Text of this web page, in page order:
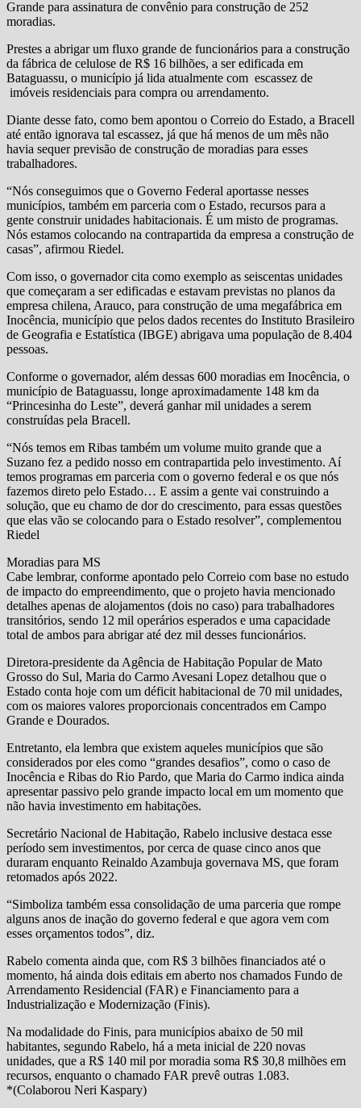
Grande para assinatura de convênio para construção de 252
moradias.
Prestes a abrigar um fluxo grande de funcionários para a construção
da fábrica de celulose de R$ 16 bilhões, a ser edificada em
Bataguassu, o município já lida atualmente com escassez de
imóveis residenciais para compra ou arrendamento.
Diante desse fato, como bem apontou o Correio do Estado, a Bracell
até então ignorava tal escassez, já que há menos de um mês não
havia sequer previsão de construção de moradias para esses
trabalhadores.
“Nós conseguimos que o Governo Federal aportasse nesses
municípios, também em parceria com o Estado, recursos para a
gente construir unidades habitacionais. É um misto de programas.
Nós estamos colocando na contrapartida da empresa a construção de
casas”, afirmou Riedel.
Com isso, o governador cita como exemplo as seiscentas unidades
que começaram a ser edificadas e estavam previstas no planos da
empresa chilena, Arauco, para construção de uma megafábrica em
Inocência, município que pelos dados recentes do Instituto Brasileiro
de Geografia e Estatística (IBGE) abrigava uma população de 8.404
pessoas.
Conforme o governador, além dessas 600 moradias em Inocência, o
município de Bataguassu, longe aproximadamente 148 km da
“Princesinha do Leste”, deverá ganhar mil unidades a serem
construídas pela Bracell.
“Nós temos em Ribas também um volume muito grande que a
Suzano fez a pedido nosso em contrapartida pelo investimento. Aí
temos programas em parceria com o governo federal e os que nós
fazemos direto pelo Estado… E assim a gente vai construindo a
solução, que eu chamo de dor do crescimento, para essas questões
que elas vão se colocando para o Estado resolver”, complementou
Riedel
Moradias para MS
Cabe lembrar, conforme apontado pelo Correio com base no estudo
de impacto do empreendimento, que o projeto havia mencionado
detalhes apenas de alojamentos (dois no caso) para trabalhadores
transitórios, sendo 12 mil operários esperados e uma capacidade
total de ambos para abrigar até dez mil desses funcionários.
Diretora-presidente da Agência de Habitação Popular de Mato
Grosso do Sul, Maria do Carmo Avesani Lopez detalhou que o
Estado conta hoje com um déficit habitacional de 70 mil unidades,
com os maiores valores proporcionais concentrados em Campo
Grande e Dourados.
Entretanto, ela lembra que existem aqueles municípios que são
considerados por eles como “grandes desafios”, como o caso de
Inocência e Ribas do Rio Pardo, que Maria do Carmo indica ainda
apresentar passivo pelo grande impacto local em um momento que
não havia investimento em habitações.
Secretário Nacional de Habitação, Rabelo inclusive destaca esse
período sem investimentos, por cerca de quase cinco anos que
duraram enquanto Reinaldo Azambuja governava MS, que foram
retomados após 2022.
“Simboliza também essa consolidação de uma parceria que rompe
alguns anos de inação do governo federal e que agora vem com
esses orçamentos todos”, diz.
Rabelo comenta ainda que, com R$ 3 bilhões financiados até o
momento, há ainda dois editais em aberto nos chamados Fundo de
Arrendamento Residencial (FAR) e Financiamento para a
Industrialização e Modernização (Finis).
Na modalidade do Finis, para municípios abaixo de 50 mil
habitantes, segundo Rabelo, há a meta inicial de 220 novas
unidades, que a R$ 140 mil por moradia soma R$ 30,8 milhões em
recursos, enquanto o chamado FAR prevê outras 1.083.
*(Colaborou Neri Kaspary)